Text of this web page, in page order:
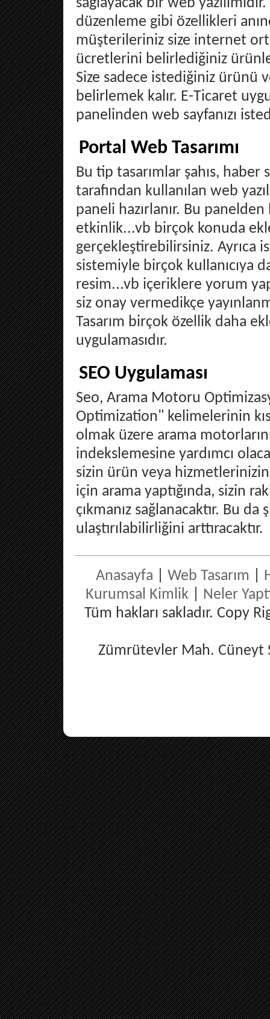
sağlayacak bir web
düzenleme gibi özellikleri
müşterileriniz size internet
ücretlerini belirlediğiniz
Size sadece istediğiniz ürünü
belirlemek kalır. E-Ticaret
panelinden web sayfanızı
Portal Web Tasarımı
Bu tip tasarımlar şahıs,
tarafından kullanılan web
paneli hazırlanır. Bu
etkinlik...vb birçok konuda
gerçekleştirebilirsiniz. Ayrıca
sistemiyle birçok kullanıcıya
resim...vb içeriklere yorum
siz onay vermedikçe
Tasarım birçok özellik daha
uygulamasıdır.
SEO Uygulaması
Seo, Arama Motoru
Optimization" kelimelerinin
olmak üzere arama
indekslemesine yardımcı
sizin ürün veya hizmetlerinizin
için arama yaptığında, sizin
çıkmanız sağlanacaktır. Bu
ulaştırılabilirliğini arttıracaktır.
Anasayfa Web Tasarım
Kurumsal Kimlik
Neler
Tüm hakları sakladır. Copy
Zümrütevler Mah. Cüneyt